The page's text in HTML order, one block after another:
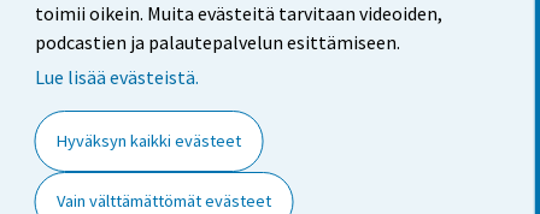
toimii oikein. Muita evästeitä tarvitaan videoiden,
podcastien ja palautepalvelun esittämiseen.
Lue lisää evästeistä.
Hyväksyn kaikki evästeet
Vain välttämättömät evästeet
Käyttöehdot
Saavutettavuus
Tietoa sivustosta
Evästeasetukset